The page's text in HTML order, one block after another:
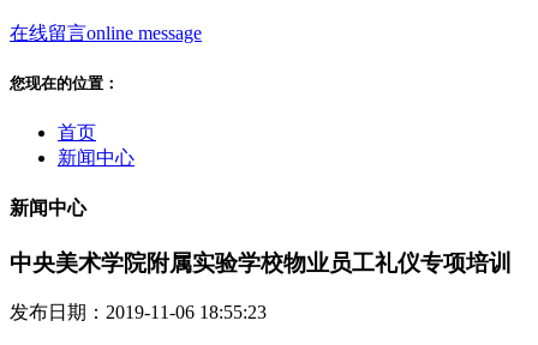
在线留言online message
您现在的位置：
首页
新闻中心
新闻中心
中央美术学院附属实验学校物业员工礼仪专项培训
发布日期：2019-11-06 18:55:23